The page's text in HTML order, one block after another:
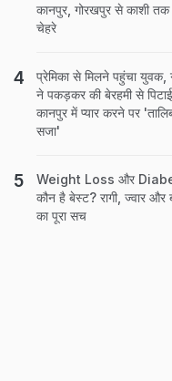
कानपुर, गोरखपुर से काशी
चेहरे
प्रेमिका से मिलने पहुंचा युवक,
ने पकड़कर की बेरहमी से
कानपुर में प्यार करने पर
सजा'
Weight Loss और
कौन है बेस्ट? रागी, ज्वार और
का पूरा सच